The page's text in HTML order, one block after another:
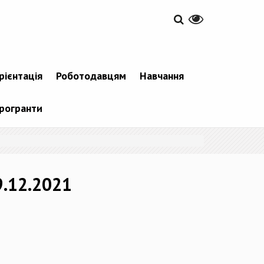
Роботодавцям Навчання